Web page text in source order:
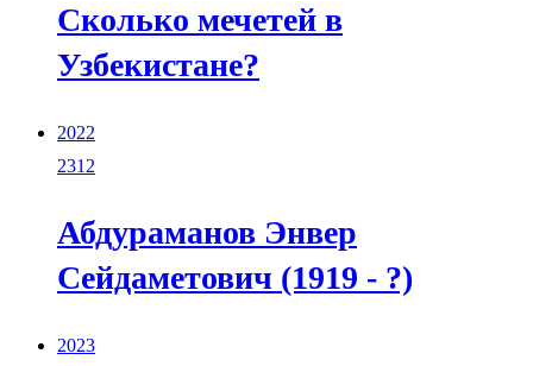
Сколько мечетей в
Узбекистане?
2022
2312
Абдураманов Энвер
Сейдаметович (1919 - ?)
2023